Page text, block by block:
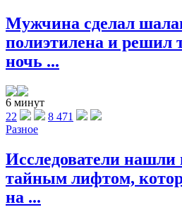
Мужчина сделал
полиэтилена и решил
ночь ...
6 минут
22
8 471
Разное
Исследователи нашли
тайным лифтом,
на ...